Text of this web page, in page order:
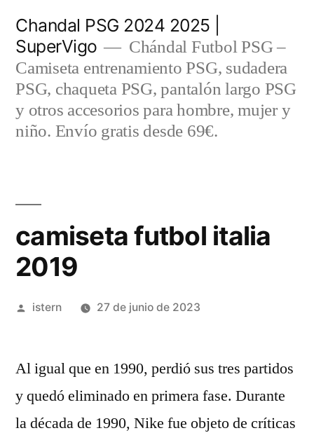
contenido
Chandal PSG 2024 2025 |
SuperVigo
Chándal Futbol PSG –
Camiseta entrenamiento PSG, sudadera
PSG, chaqueta PSG, pantalón largo PSG
y otros accesorios para hombre, mujer y
niño. Envío gratis desde 69€.
camiseta futbol italia
2019
Publicado
istern 27 de junio de 2023
Al igual que en 1990, perdió sus tres partidos
y quedó eliminado en primera fase. Durante
la década de 1990, Nike fue objeto de críticas